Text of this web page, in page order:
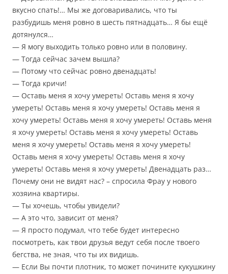
вкусно спать!… Мы же договаривались, что ты
разбудишь меня ровно в шесть пятнадцать… Я бы ещё
дотянулся…
— Я могу выходить только ровно или в половину.
— Тогда сейчас зачем вышла?
— Потому что сейчас ровно двенадцать!
— Тогда кричи!
— Оставь меня я хочу умереть! Оставь меня я хочу
умереть! Оставь меня я хочу умереть! Оставь меня я
хочу умереть! Оставь меня я хочу умереть! Оставь меня
я хочу умереть! Оставь меня я хочу умереть! Оставь
меня я хочу умереть! Оставь меня я хочу умереть!
Оставь меня я хочу умереть! Оставь меня я хочу
умереть! Оставь меня я хочу умереть! Двенадцать раз…
Почему они не видят нас? – спросила Фрау у нового
хозяина квартиры.
— Ты хочешь, чтобы увидели?
— А это что, зависит от меня?
— Я просто подумал, что тебе будет интересно
посмотреть, как твои друзья ведут себя после твоего
бегства, не зная, что ты их видишь.
— Если Вы почти плотник, то может почините кукушкину